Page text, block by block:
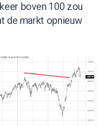
boven 100 zou
de markt opnieuw